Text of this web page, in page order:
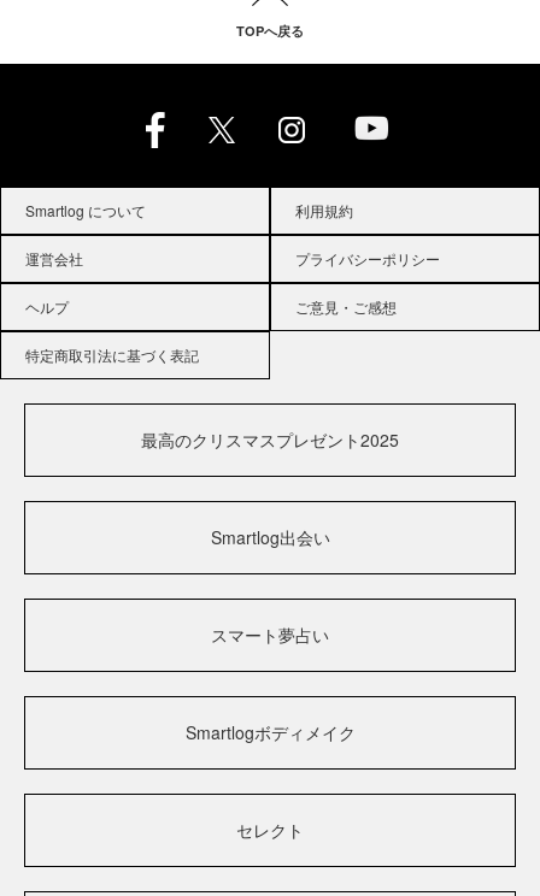
TOPへ戻る
Smartlog について 利用規約
運営会社 プライバシーポリシー
ヘルプ ご意見・ご感想
特定商取引法に基づく表記
最高のクリスマスプレゼント2025
Smartlog出会い
スマート夢占い
Smartlogボディメイク
セレクト